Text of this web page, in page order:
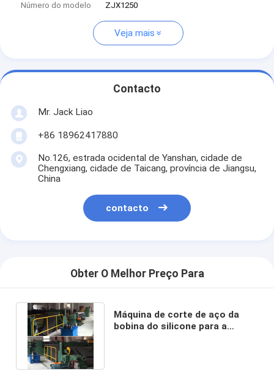
Número do modelo
ZJX1250
Veja mais
Contacto
Mr. Jack Liao
+86 18962417880
No.126, estrada ocidental de Yanshan, cidade de
Chengxiang, cidade de Taicang, província de Jiangsu,
China
contacto
Obter O Melhor Preço Para
Máquina de corte de aço da
bobina do silicone para a